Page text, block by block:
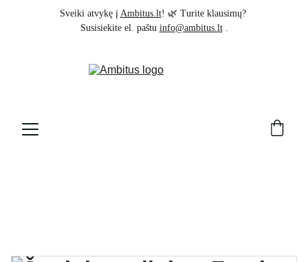
Sveiki atvykę į Ambitus.lt! 🌿 Turite klausimų?
Susisiekite el. paštu info@ambitus.lt .